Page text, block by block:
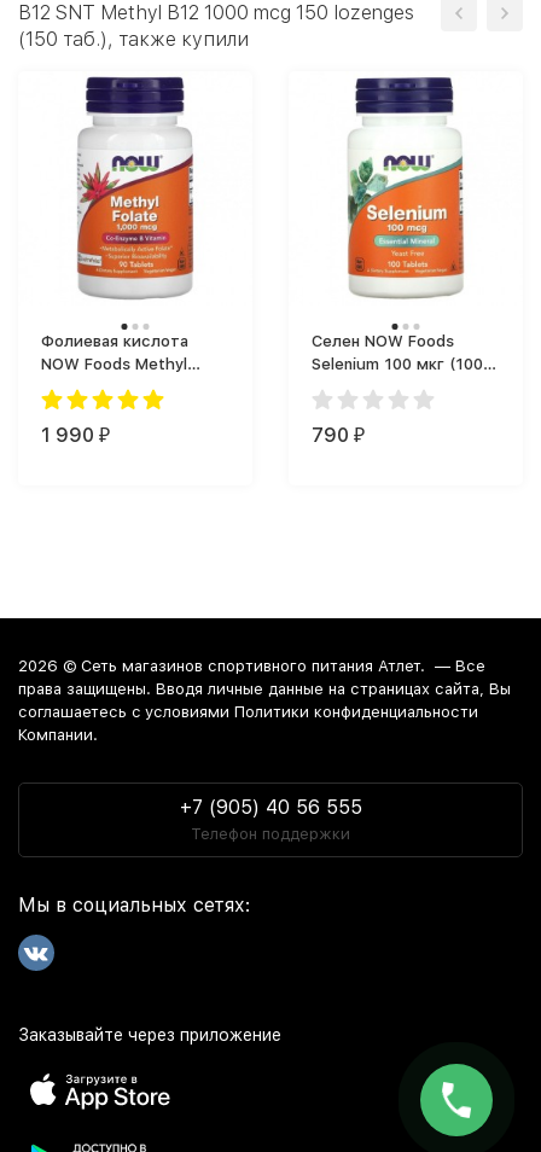
B12 SNT Methyl B12 1000 mcg 150 lozenges
(150 таб.), также купили
Фолиевая кислота
NOW Foods Methyl
Folate 1000 (90 таб.)
1 990 ₽
Селен NOW Foods
Selenium 100 мкг (100
таб.)
790 ₽
2026 © Сеть магазинов спортивного питания Атлет. — Все
права защищены. Вводя личные данные на страницах сайта, Вы
соглашаетесь c условиями Политики конфиденциальности
Компании.
+7 (905) 40 56 555
Телефон поддержки
Мы в социальных сетях:
Заказывайте через приложение